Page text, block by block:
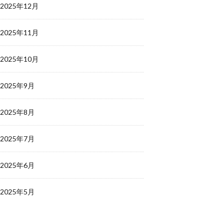
2025年12月
2025年11月
2025年10月
2025年9月
2025年8月
2025年7月
2025年6月
2025年5月